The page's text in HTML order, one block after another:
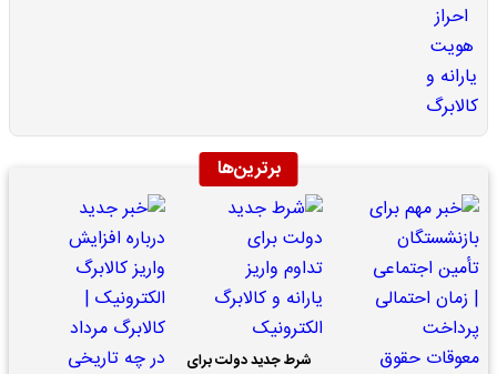
برترین‌ها
شرط جدید دولت برای